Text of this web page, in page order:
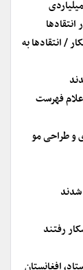
/ انتقادها به
فهرست
و طراحی مو
رفتند